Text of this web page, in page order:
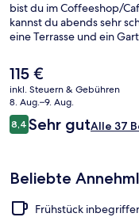
bist du im Coffeeshop/
kannst du abends sehr
eine Terrasse und ein
Der
aktuelle
Preis
beträgt
115 €.
115 €
inkl. Steuern & Gebühren
8. Aug.–9. Aug.
Bewertungen
8,48,4 von 10.
Sehr gutAlle 37
Beliebte
Frühstück